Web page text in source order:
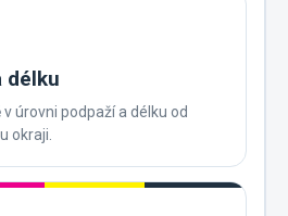
délku
úrovni podpaží a délku od
okraji.